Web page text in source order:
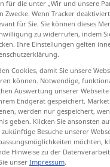
>
Wirbel,
für die unter „Wir und unsere
Zwecke. Wenn Tracker
für Sie. Sie können dieses
zu widerrufen, indem
Ihre Einstellungen gelten
Cookies, damit Sie unsere
können. Notwendige,
Auswertung unserer
Endgerät gespeichert.
werden nur gespeichert,
geben. Klicken Sie ansonsten
Besuche unserer
möchten,
Hinweise zu der
unser Impressum.